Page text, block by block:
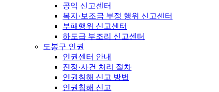
공익 신고센터
복지·보조금 부정 행위 신고센터
부패행위 신고센터
하도급 부조리 신고센터
도봉구 인권
인권센터 안내
진정·사건 처리 절차
인권침해 신고 방법
인권침해 신고